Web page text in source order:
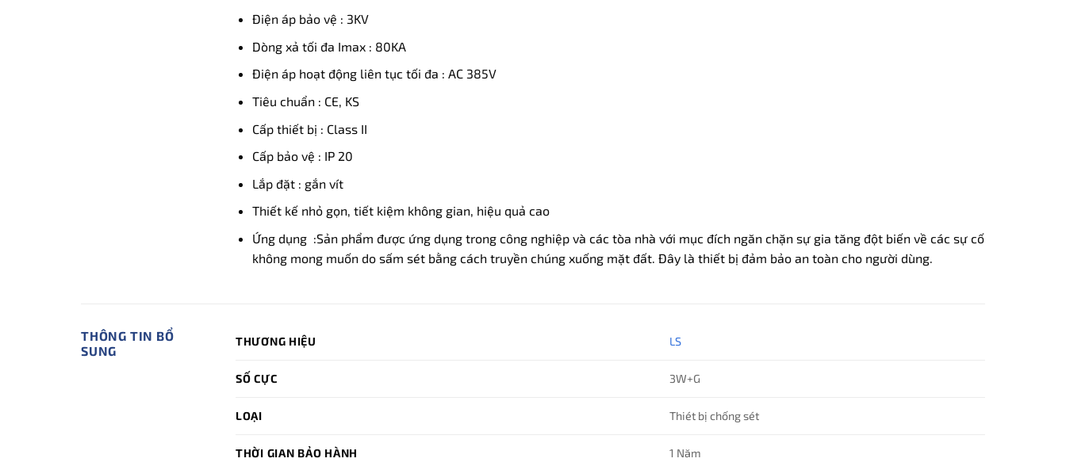
Điện áp bảo vệ : 3KV
Dòng xả tối đa Imax : 80KA
Điện áp hoạt động liên tục tối đa : AC 385V
Tiêu chuẩn : CE, KS
Cấp thiết bị : Class II
Cấp bảo vệ : IP 20
Lắp đặt : gắn vít
Thiết kế nhỏ gọn, tiết kiệm không gian, hiệu quả cao
Ứng dụng :Sản phẩm được ứng dụng trong công nghiệp và các tòa nhà với mục đích ngăn chặn sự gia tăng đột biến về các sự cố
không mong muốn do sấm sét bằng cách truyền chúng xuống mặt đất. Đây là thiết bị đảm bảo an toàn cho người dùng.
THÔNG TIN BỔ
SUNG
THƯƠNG HIỆU LS
SỐ CỰC 3W+G
LOẠI Thiét bị chống sét
THỜI GIAN BẢO HÀNH 1 Năm